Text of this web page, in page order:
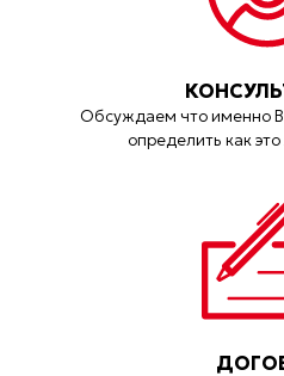
Обсуждаем что именно
определить как